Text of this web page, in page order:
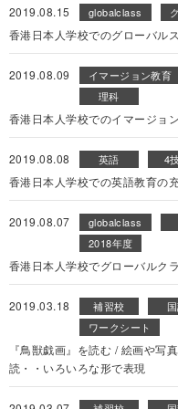
2019.08.15 globalclass
香港日本人学校でのグローバル
2019.08.09 イマージョン教育
理科
香港日本人学校でのイマージョ
2019.08.08 英語 4
香港日本人学校での英語教育の
2019.08.07 globalclass
2018年度
香港日本人学校でグローバルク
2019.03.18 補習校
ワークシート
『鳥獣戯画』を読む / 絵画や
読・・いろいろな形で表現